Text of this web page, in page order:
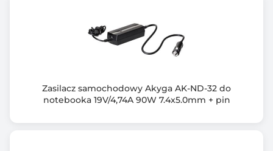
Zabezpieczenia przed: przepięciem, przegrzaniem,
zwarciem, przeciążeniem
Kabel zasilający: 3 pin / 3-żyłowy
karta gwarancyjna
24
Zasilacz samochodowy Akyga AK-ND-32 do
notebooka 19V/4,74A 90W 7.4x5.0mm + pin